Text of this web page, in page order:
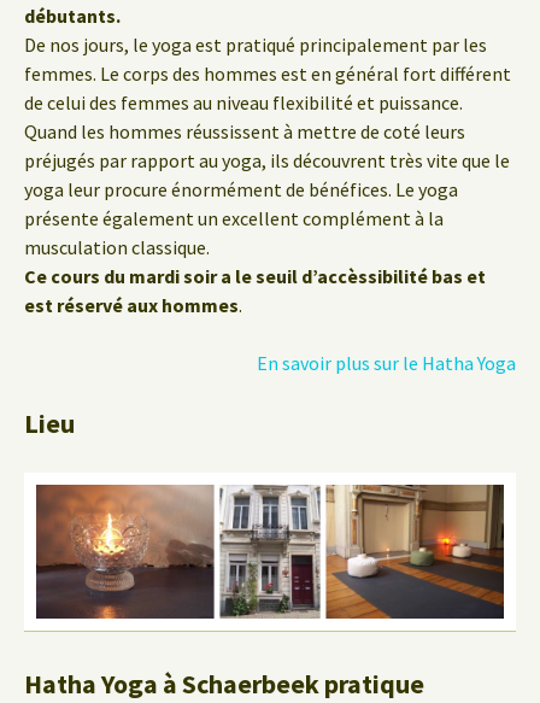
débutants.
De nos jours, le yoga est pratiqué principalement par les
femmes. Le corps des hommes est en général fort différent
de celui des femmes au niveau flexibilité et puissance.
Quand les hommes réussissent à mettre de coté leurs
préjugés par rapport au yoga, ils découvrent très vite que le
yoga leur procure énormément de bénéfices. Le yoga
présente également un excellent complément à la
musculation classique.
Ce cours du mardi soir a le seuil d’accèssibilité bas et
est réservé aux hommes.
En savoir plus sur le Hatha Yoga
Lieu
Hatha Yoga à Schaerbeek pratique